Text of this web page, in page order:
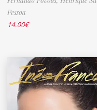
Pessoa
14.00€